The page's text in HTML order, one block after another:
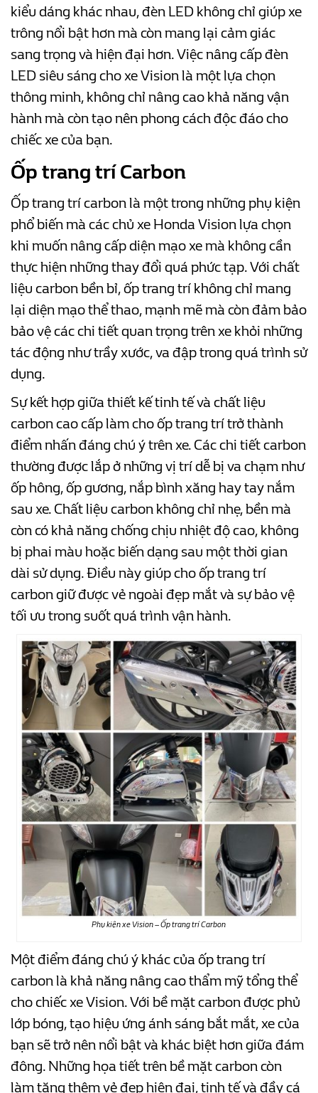
kiểu dáng khác nhau, đèn LED không chỉ giúp xe
trông nổi bật hơn mà còn mang lại cảm giác
sang trọng và hiện đại hơn. Việc nâng cấp đèn
LED siêu sáng cho xe Vision là một lựa chọn
thông minh, không chỉ nâng cao khả năng vận
hành mà còn tạo nên phong cách độc đáo cho
chiếc xe của bạn.
Ốp trang trí Carbon
Ốp trang trí carbon là một trong những phụ kiện
phổ biến mà các chủ xe Honda Vision lựa chọn
khi muốn nâng cấp diện mạo xe mà không cần
thực hiện những thay đổi quá phức tạp. Với chất
liệu carbon bền bỉ, ốp trang trí không chỉ mang
lại diện mạo thể thao, mạnh mẽ mà còn đảm bảo
bảo vệ các chi tiết quan trọng trên xe khỏi những
tác động như trầy xước, va đập trong quá trình sử
dụng.
Sự kết hợp giữa thiết kế tinh tế và chất liệu
carbon cao cấp làm cho ốp trang trí trở thành
điểm nhấn đáng chú ý trên xe. Các chi tiết carbon
thường được lắp ở những vị trí dễ bị va chạm như
ốp hông, ốp gương, nắp bình xăng hay tay nắm
sau xe. Chất liệu carbon không chỉ nhẹ, bền mà
còn có khả năng chống chịu nhiệt độ cao, không
bị phai màu hoặc biến dạng sau một thời gian
dài sử dụng. Điều này giúp cho ốp trang trí
carbon giữ được vẻ ngoài đẹp mắt và sự bảo vệ
tối ưu trong suốt quá trình vận hành.
Phụ kiện xe Vision – Ốp trang trí Carbon
Một điểm đáng chú ý khác của ốp trang trí
carbon là khả năng nâng cao thẩm mỹ tổng thể
cho chiếc xe Vision. Với bề mặt carbon được phủ
lớp bóng, tạo hiệu ứng ánh sáng bắt mắt, xe của
bạn sẽ trở nên nổi bật và khác biệt hơn giữa đám
đông. Những họa tiết trên bề mặt carbon còn
làm tăng thêm vẻ đẹp hiện đại, tinh tế và đầy cá